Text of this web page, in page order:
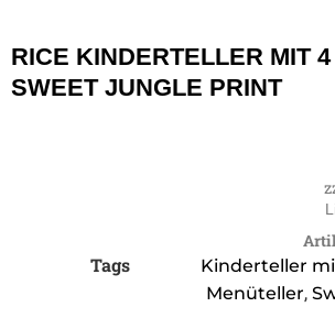
RICE KINDERTELLER MIT
SWEET JUNGLE PRINT
Tags Kinderteller
Menüteller,